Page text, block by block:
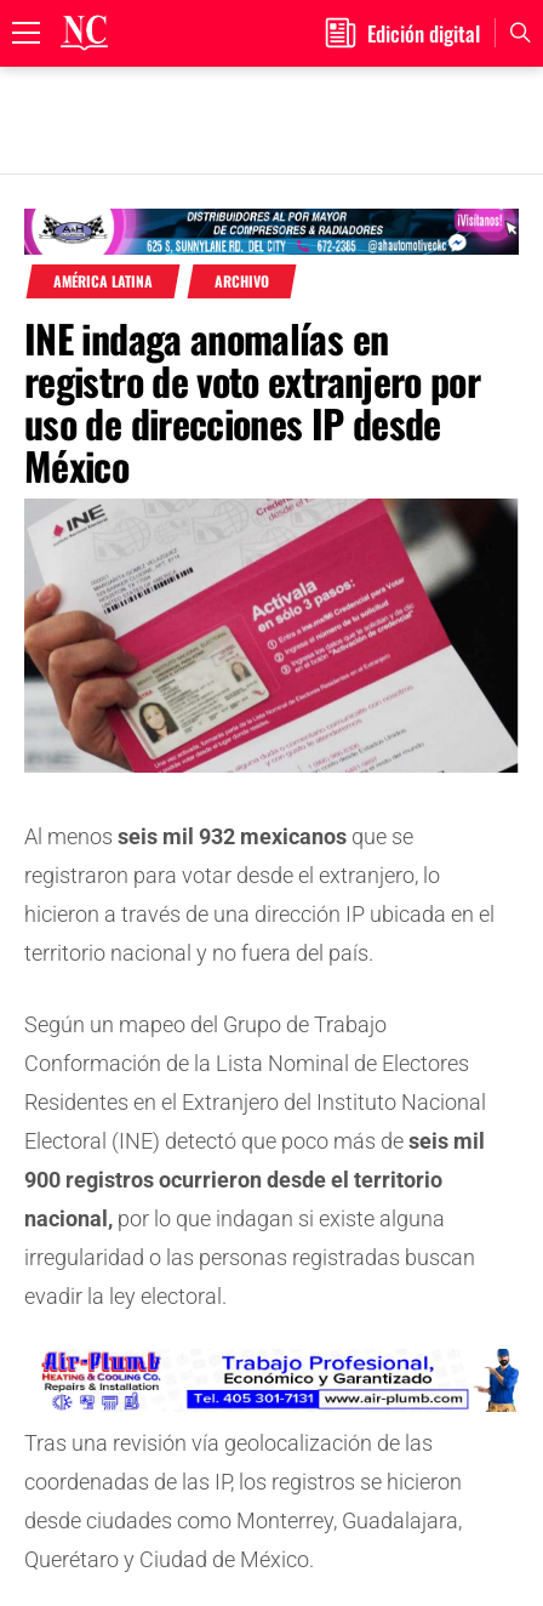
content
Edición digital
AMÉRICA LATINA ARCHIVO
INE indaga anomalías en
registro de voto extranjero por
uso de direcciones IP desde
México
Al menos seis mil 932 mexicanos que se
registraron para votar desde el extranjero, lo
hicieron a través de una dirección IP ubicada en el
territorio nacional y no fuera del país.
Según un mapeo del Grupo de Trabajo
Conformación de la Lista Nominal de Electores
Residentes en el Extranjero del Instituto Nacional
Electoral (INE) detectó que poco más deseis mil
900 registros ocurrieron desde el territorio
nacional, por lo que indagan si existe alguna
irregularidad o las personas registradas buscan
evadir la ley electoral.
Tras una revisión vía geolocalización de las
coordenadas de las IP, los registros se hicieron
desde ciudades como Monterrey, Guadalajara,
Querétaro y Ciudad de México.